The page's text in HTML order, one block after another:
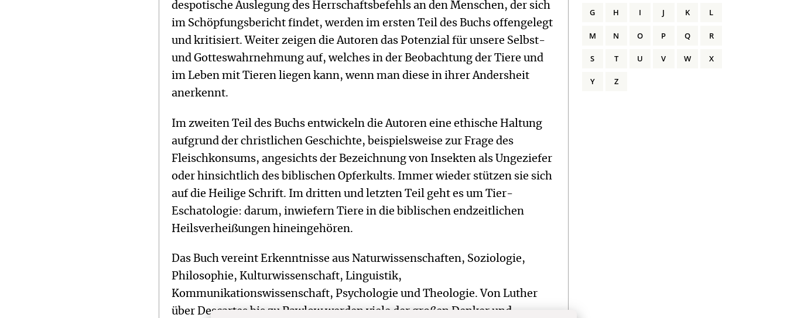
despotische Auslegung des Herrschaftsbefehls an den Menschen, der sich
im Schöpfungsbericht findet, werden im ersten Teil des Buchs offengelegt
und kritisiert. Weiter zeigen die Autoren das Potenzial für unsere Selbst-
und Gotteswahrnehmung auf, welches in der Beobachtung der Tiere und
im Leben mit Tieren liegen kann, wenn man diese in ihrer Andersheit
anerkennt.
Im zweiten Teil des Buchs entwickeln die Autoren eine ethische Haltung
aufgrund der christlichen Geschichte, beispielsweise zur Frage des
Fleischkonsums, angesichts der Bezeichnung von Insekten als Ungeziefer
oder hinsichtlich des biblischen Opferkults. Immer wieder stützen sie sich
auf die Heilige Schrift. Im dritten und letzten Teil geht es um Tier-
Eschatologie: darum, inwiefern Tiere in die biblischen endzeitlichen
Heilsverheißungen hineingehören.
Das Buch vereint Erkenntnisse aus Naturwissenschaften, Soziologie,
Philosophie, Kulturwissenschaft, Linguistik,
Kommunikationswissenschaft, Psychologie und Theologie. Von Luther
über Descartes bis zu Pawlow werden viele der großen Denker und
G H I J K L
M N O P Q R
S T U V W X
Y Z